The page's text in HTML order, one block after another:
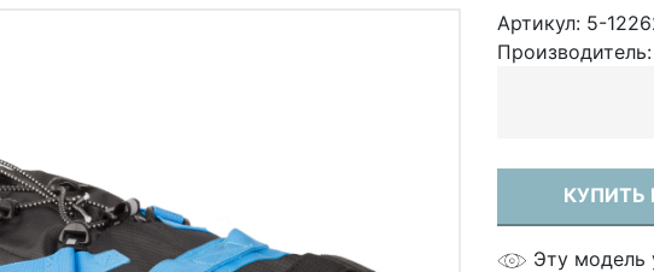
Артикул: 5-
Производитель:
КУПИТЬ
Эту модель